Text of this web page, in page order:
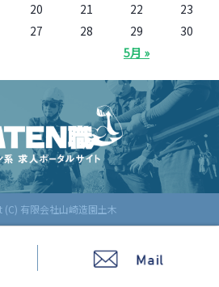
5月 »
20 21 22
23
27 28 29 30
(C) 有限会社山崎造園土木